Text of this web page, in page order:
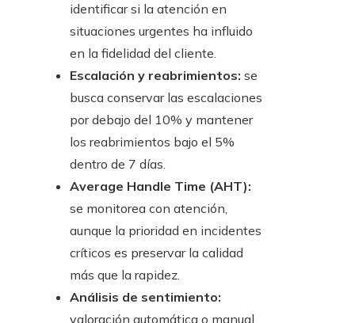
identificar si la atención en
situaciones urgentes ha influido
en la fidelidad del cliente.
Escalación y reabrimientos: se
busca conservar las escalaciones
por debajo del 10% y mantener
los reabrimientos bajo el 5%
dentro de 7 días.
Average Handle Time (AHT):
se monitorea con atención,
aunque la prioridad en incidentes
críticos es preservar la calidad
más que la rapidez.
Análisis de sentimiento:
valoración automática o manual